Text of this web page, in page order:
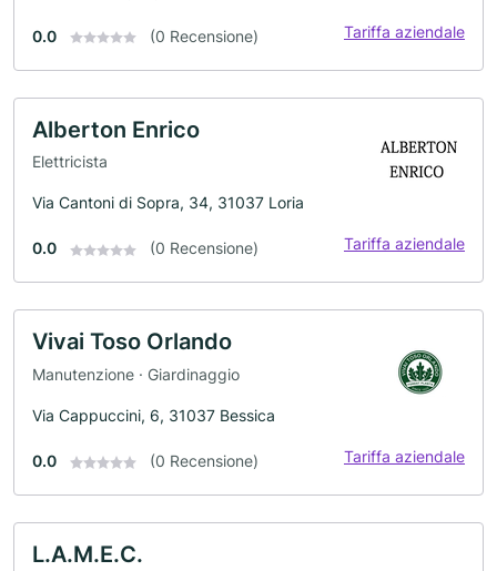
0.0 (0 Recensione) Tariffa aziendale
Alberton Enrico
Elettricista
Via Cantoni di Sopra, 34, 31037 Loria
0.0 (0 Recensione) Tariffa aziendale
Vivai Toso Orlando
Manutenzione · Giardinaggio
Via Cappuccini, 6, 31037 Bessica
0.0 (0 Recensione) Tariffa aziendale
L.A.M.E.C.